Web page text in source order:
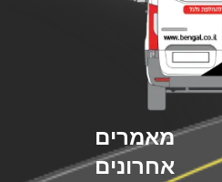
מאמרים
אחרונים